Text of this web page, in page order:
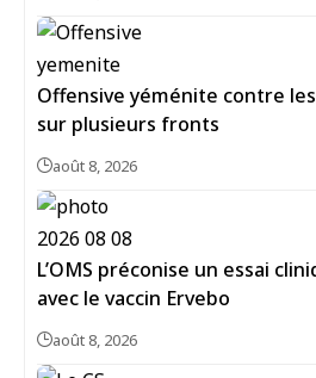
Offensive yéménite contre
sur plusieurs fronts
août 8, 2026
L’OMS préconise un essai
avec le vaccin Ervebo
août 8, 2026